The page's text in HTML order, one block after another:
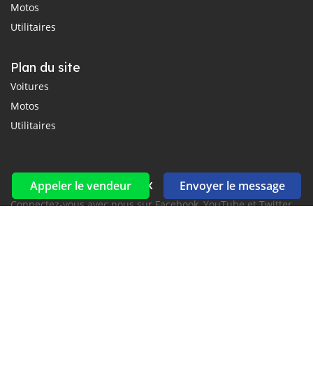
Appeler le vendeur Envoyer le message
Motos
Utilitaires
Plan du site
Voitures
Motos
Utilitaires
Réseaux sociaux et flux
Connectez-vous avec nous sur Facebook, YouTube et Twitter.